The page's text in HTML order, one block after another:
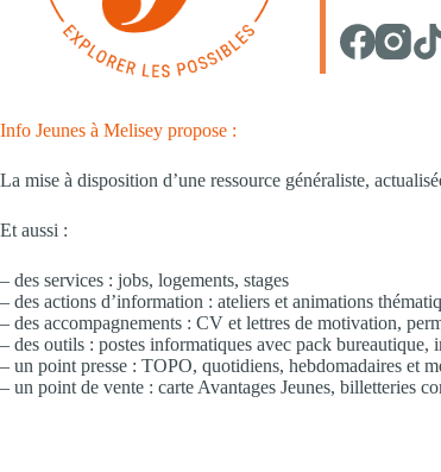
Info Jeunes à Melisey propose :
La mise à disposition d’une ressource généraliste,
Et aussi :
– des services : jobs, logements, stages
– des actions d’information : ateliers et animations
– des accompagnements : CV et lettres de motivation,
– des outils : postes informatiques avec pack bureautique,
– un point presse : TOPO, quotidiens, hebdomadaires et
– un point de vente : carte Avantages Jeunes, billetteries